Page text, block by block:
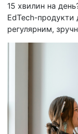
15 хвилин на
EdTech-продукти
регулярним,